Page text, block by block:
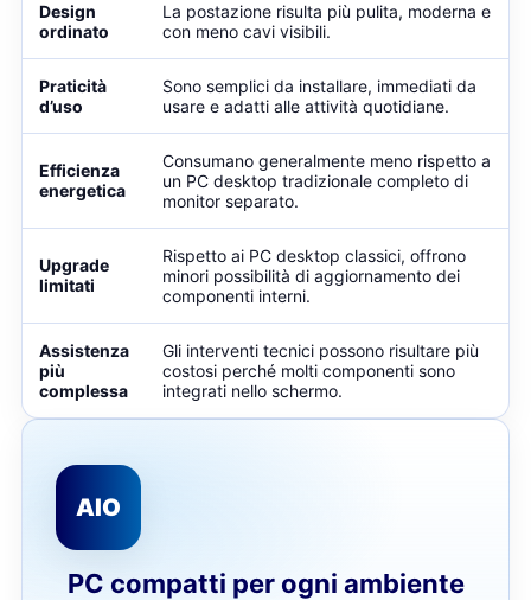
Design
ordinato
La postazione risulta più pulita, moderna e
con meno cavi visibili.
Praticità
d’uso
Sono semplici da installare, immediati da
usare e adatti alle attività quotidiane.
Efficienza
energetica
Consumano generalmente meno rispetto a
un PC desktop tradizionale completo di
monitor separato.
Upgrade
limitati
Rispetto ai PC desktop classici, offrono
minori possibilità di aggiornamento dei
componenti interni.
Assistenza
più
complessa
Gli interventi tecnici possono risultare più
costosi perché molti componenti sono
integrati nello schermo.
AIO
PC compatti per ogni ambiente